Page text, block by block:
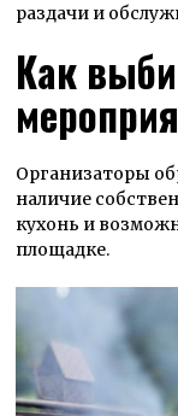
раздачи и
Как
Организаторы
наличие
кухонь и
площадке.